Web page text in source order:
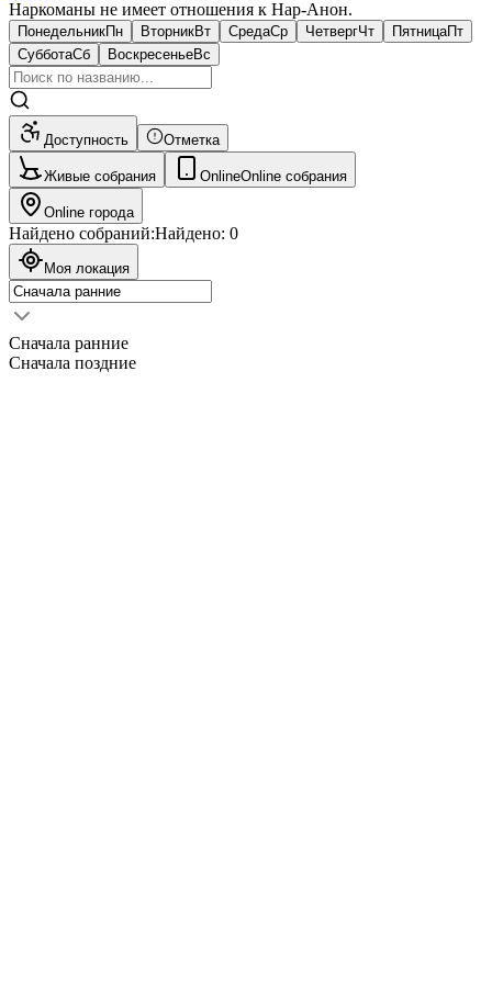
Наркоманы не имеет отношения к Нар-Анон.
ПонедельникПн ВторникВт СредаСр ЧетвергЧт ПятницаПт
СубботаСб ВоскресеньеВс
Доступность Отметка
Живые собрания OnlineOnline собрания
Online города
Найдено собраний:Найдено: 0
Моя локация
Сначала ранние
Сначала поздние